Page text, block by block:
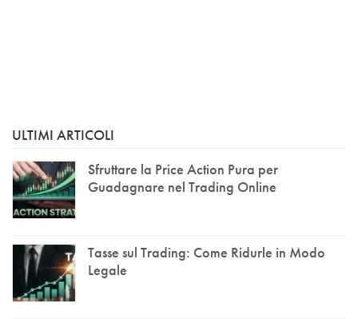
ULTIMI ARTICOLI
Sfruttare la Price Action Pura per
Guadagnare nel Trading Online
Tasse sul Trading: Come Ridurle in Modo
Legale